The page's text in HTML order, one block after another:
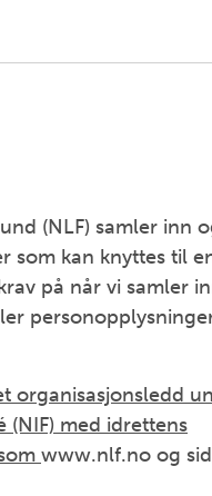
(NLF) samler inn
som kan knyttes til
på når vi samler
organisasjonsledd
med idrettens
www.nlf.no og